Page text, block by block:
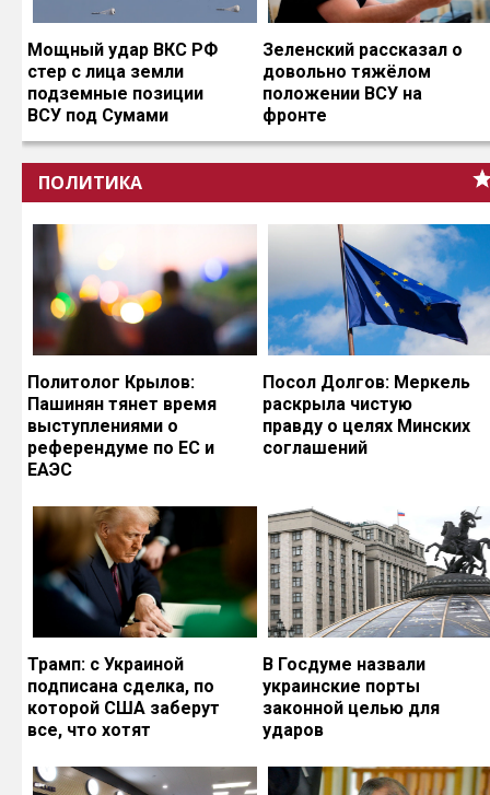
Мощный удар ВКС РФ
стер с лица земли
подземные позиции
ВСУ под Сумами
Зеленский рассказал о
довольно тяжёлом
положении ВСУ на
фронте
ПОЛИТИКА
Политолог Крылов:
Пашинян тянет время
выступлениями о
референдуме по ЕС и
ЕАЭС
Посол Долгов: Меркель
раскрыла чистую
правду о целях Минских
соглашений
Трамп: с Украиной
подписана сделка, по
которой США заберут
все, что хотят
В Госдуме назвали
украинские порты
законной целью для
ударов